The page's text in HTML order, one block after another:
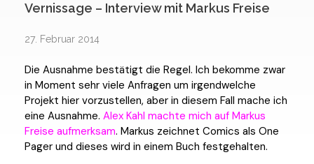
Vernissage – Interview mit Markus Freise
27. Februar 2014
Die Ausnahme bestätigt die Regel. Ich bekomme zwar
in Moment sehr viele Anfragen um irgendwelche
Projekt hier vorzustellen, aber in diesem Fall mache ich
eine Ausnahme. Alex Kahl machte mich auf Markus
Freise aufmerksam. Markus zeichnet Comics als One
Pager und dieses wird in einem Buch festgehalten.